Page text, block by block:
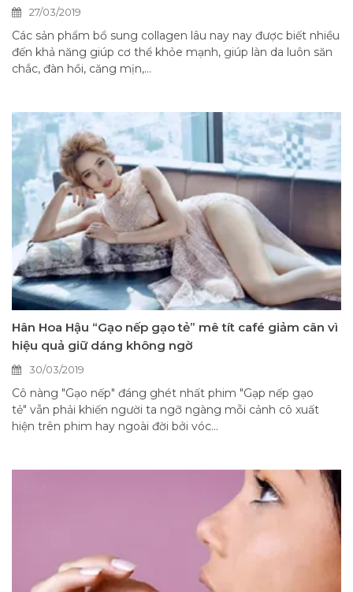
27/03/2019
Các sản phẩm bổ sung collagen lâu nay nay được biết nhiều
đến khả năng giúp cơ thể khỏe mạnh, giúp làn da luôn săn
chắc, đàn hồi, căng mịn,...
Hân Hoa Hậu “Gạo nếp gạo tẻ” mê tít café giảm cân vì
hiệu quả giữ dáng không ngờ
30/03/2019
Cô nàng "Gạo nếp" đáng ghét nhất phim "Gạp nếp gạo
tẻ" vẫn phải khiến người ta ngỡ ngàng mỗi cảnh cô xuất
hiện trên phim hay ngoài đời bởi vóc...